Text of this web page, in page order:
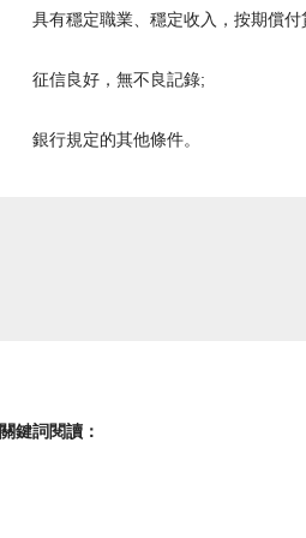
具有穩定職業、穩定收入，按期償
征信良好，無不良記錄;
銀行規定的其他條件。
關鍵詞閱讀：